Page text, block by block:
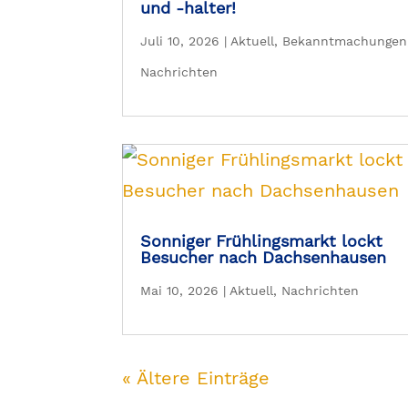
und -halter!
Juli 10, 2026 | Aktuell, Bekanntmachungen
Nachrichten
Sonniger Frühlingsmarkt lockt
Besucher nach Dachsenhausen
Mai 10, 2026 | Aktuell, Nachrichten
« Ältere Einträge